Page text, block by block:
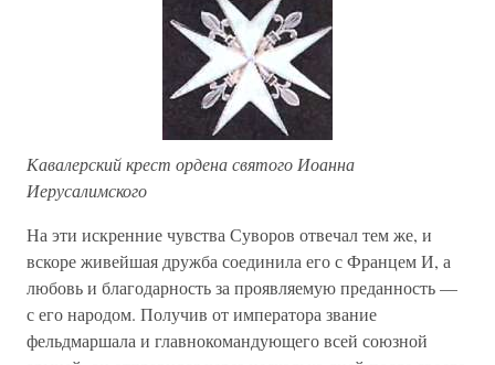
Кавалерский крест ордена святого Иоанна
Иерусалимского
На эти искренние чувства Суворов отвечал тем же, и
вскоре живейшая дружба соединила его с Францем И, а
любовь и благодарность за проявляемую преданность —
с его народом. Получив от императора звание
фельдмаршала и главнокомандующего всей союзной